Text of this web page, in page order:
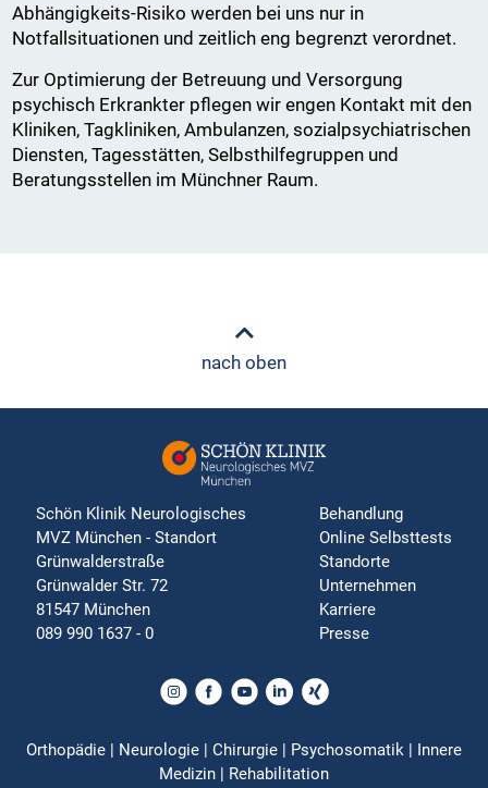
Abhängigkeits-Risiko werden bei uns nur in
Notfallsituationen und zeitlich eng begrenzt verordnet.
Zur Optimierung der Betreuung und Versorgung
psychisch Erkrankter pflegen wir engen Kontakt mit den
Kliniken, Tagkliniken, Ambulanzen, sozialpsychiatrischen
Diensten, Tagesstätten, Selbsthilfegruppen und
Beratungsstellen im Münchner Raum.
nach oben
Schön Klinik Neurologisches
MVZ München - Standort
Grünwalderstraße
Grünwalder Str. 72
81547 München
089 990 1637 - 0
Behandlung
Online Selbsttests
Standorte
Unternehmen
Karriere
Presse
Orthopädie | Neurologie | Chirurgie | Psychosomatik | Innere
Medizin | Rehabilitation